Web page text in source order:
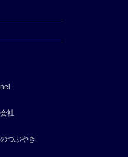
社
つぶやき